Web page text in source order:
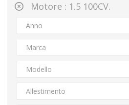
Motore : 1.5 100CV.
Anno
Marca
Modello
Allestimento